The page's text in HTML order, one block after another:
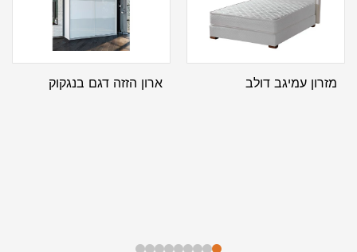
מזרון עמיגב דולב ארון הזזה דגם בנגקוק